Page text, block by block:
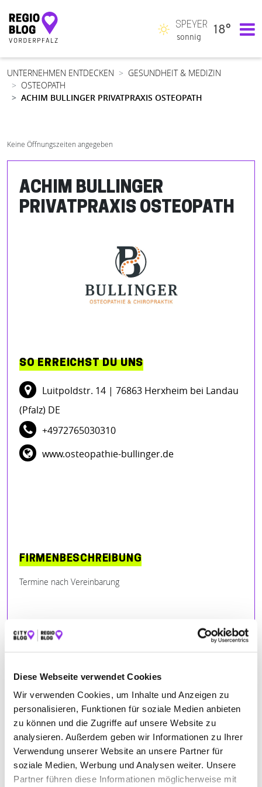
Diese Webseite verwendet Cookies
Wir verwenden Cookies, um Inhalte und Anzeigen zu
personalisieren, Funktionen für soziale Medien anbieten
zu können und die Zugriffe auf unsere Website zu
analysieren. Außerdem geben wir Informationen zu Ihrer
Verwendung unserer Website an unsere Partner für
soziale Medien, Werbung und Analysen weiter. Unsere
Partner führen diese Informationen möglicherweise mit
Hauptnavigation
SPEYER
sonnig
18°
UNTERNEHMEN ENTDECKEN
GESUNDHEIT & MEDIZIN
OSTEOPATH
ACHIM BULLINGER PRIVATPRAXIS OSTEOPATH
Keine Öffnungszeiten angegeben
ACHIM BULLINGER
PRIVATPRAXIS OSTEOPATH
SO ERREICHST DU UNS
Luitpoldstr. 14 | 76863 Herxheim bei Landau
(Pfalz) DE
+4972765030310
www.osteopathie-bullinger.de
FIRMENBESCHREIBUNG
Termine nach Vereinbarung
BILDER